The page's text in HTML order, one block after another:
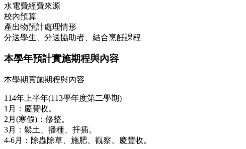
水電費經費來源
校內預算
產出物預計處理情形
分送學生、分送協助者、結合烹飪課程
本學年預計實施期程與內容
本學期實施期程與內容
114年上半年(113學年度第二學期)
1月：慶豐收。
2月(寒假)：修整。
3月：鬆土、播種、扦插。
4-6月：除蟲除草、施肥、觀察、慶豐收。